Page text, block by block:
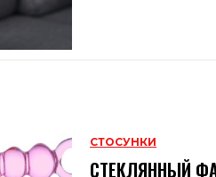
СТОСУНКИ
СТЕКЛЯННЫЙ